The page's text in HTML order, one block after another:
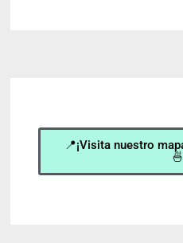
📍¡Visita nuestro
🍜